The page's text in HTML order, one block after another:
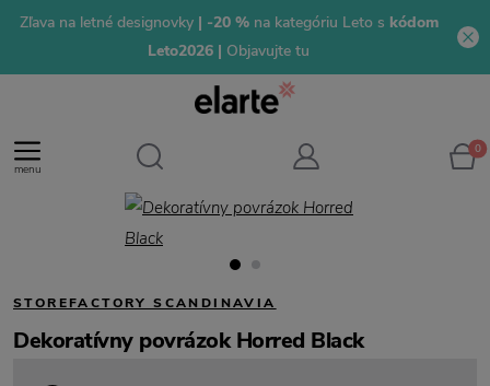
Zľava na letné designovky| -20 % na kategóriu Leto s kódom
Leto2026 | Objavujte tu
menu
0
STOREFACTORY SCANDINAVIA
Dekoratívny povrázok Horred Black